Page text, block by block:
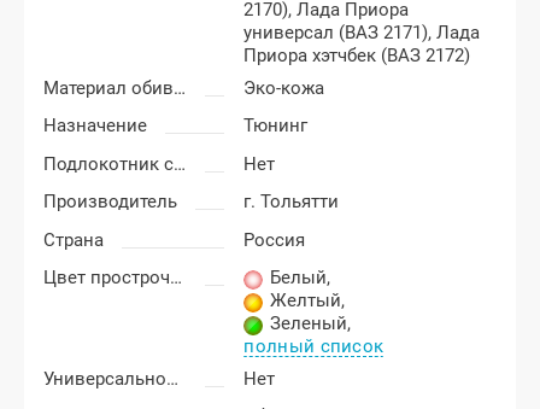
2170),Лада Приора
универсал (ВАЗ 2171),Лада
Приора хэтчбек (ВАЗ 2172)
Материал обивки подлокотника
Эко-кожа
Назначение
Тюнинг
Подлокотник с бардачком
Нет
Производитель
г. Тольятти
Страна
Россия
Цвет прострочки
Белый,
Желтый,
Зеленый,
полный список
Универсальность подлокотника
Нет